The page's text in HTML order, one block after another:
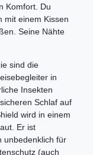
Komfort. Du
mit einem Kissen
Seine Nähte
sind die
in
Insekten
Schlaf auf
wird in einem
Er ist
unbedenklich für
(auch